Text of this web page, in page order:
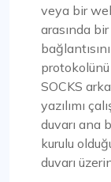
veya bir
arasında
protokolünü
SOCKS
yazılımı
duvarı ana
kurulu
duvarı